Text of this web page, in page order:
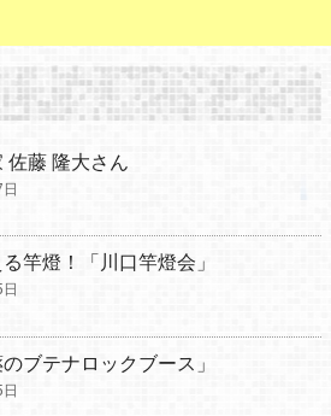
佐藤 隆大さん
竿燈！「川口竿燈会」
のブテナロックブース」